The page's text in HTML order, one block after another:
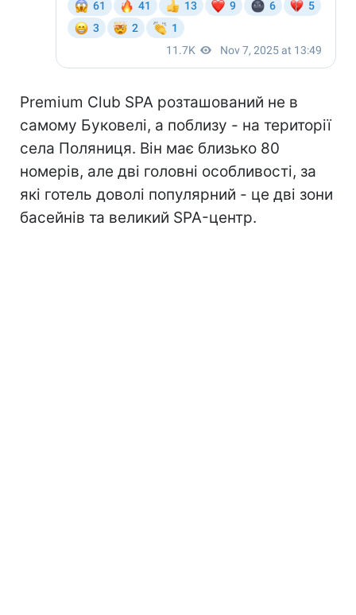
Premium Club SPA розташований не в
самому Буковелі, а поблизу - на території
села Поляниця. Він має близько 80
номерів, але дві головні особливості, за
які готель доволі популярний - це дві зони
басейнів та великий SPA-центр.